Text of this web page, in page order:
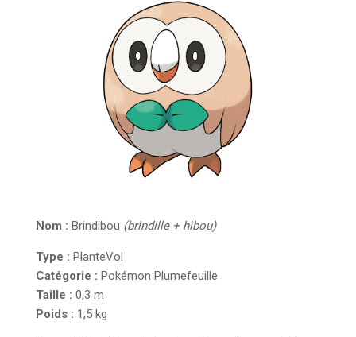
Nom : Brindibou (brindille + hibou)
Type : PlanteVol
Catégorie : Pokémon Plumefeuille
Taille : 0,3 m
Poids : 1,5 kg